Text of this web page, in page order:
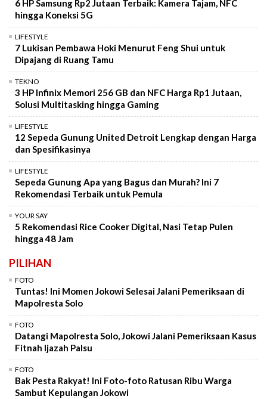
6 HP Samsung Rp2 Jutaan Terbaik: Kamera Tajam, NFC
hingga Koneksi 5G
LIFESTYLE
7 Lukisan Pembawa Hoki Menurut Feng Shui untuk
Dipajang di Ruang Tamu
TEKNO
3 HP Infinix Memori 256 GB dan NFC Harga Rp1 Jutaan,
Solusi Multitasking hingga Gaming
LIFESTYLE
12 Sepeda Gunung United Detroit Lengkap dengan Harga
dan Spesifikasinya
LIFESTYLE
Sepeda Gunung Apa yang Bagus dan Murah? Ini 7
Rekomendasi Terbaik untuk Pemula
YOUR SAY
5 Rekomendasi Rice Cooker Digital, Nasi Tetap Pulen
hingga 48 Jam
PILIHAN
FOTO
Tuntas! Ini Momen Jokowi Selesai Jalani Pemeriksaan di
Mapolresta Solo
FOTO
Datangi Mapolresta Solo, Jokowi Jalani Pemeriksaan Kasus
Fitnah Ijazah Palsu
FOTO
Bak Pesta Rakyat! Ini Foto-foto Ratusan Ribu Warga
Sambut Kepulangan Jokowi